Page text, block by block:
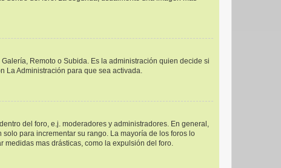
Remoto o Subida. Es la administración quien decide si
La Administración para que sea activada.
del foro, e.j. moderadores y administradores. En general,
para incrementar su rango. La mayoría de los foros lo
mas drásticas, como la expulsión del foro.